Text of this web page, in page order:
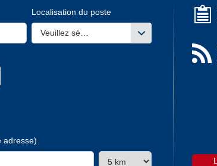
Localisation du poste
Veuillez sélectionner une ou des valeurs
valeurs
adresse)